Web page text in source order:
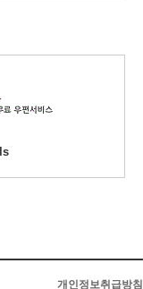
개인정보취급방침